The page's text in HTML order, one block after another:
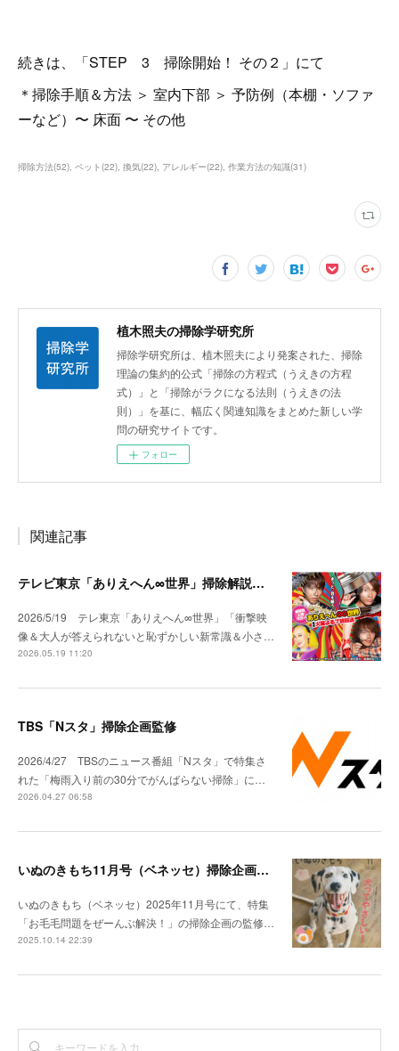
続きは、「STEP 3 掃除開始！ その２」にて
＊掃除手順＆方法 ＞ 室内下部 ＞ 予防例（本棚・ソファ
ーなど）〜 床面 〜 その他
掃除方法(52) ペット(22) 換気(22) アレルギー(22) 作業方法の知識(31)
植木照夫の掃除学研究所
掃除学研究所は、植木照夫により発案された、掃除
理論の集約的公式「掃除の方程式（うえきの方程
式）」と「掃除がラクになる法則（うえきの法
則）」を基に、幅広く関連知識をまとめた新しい学
問の研究サイトです。
フォロー
関連記事
テレビ東京「ありえへん∞世界」掃除解説出演
2026/5/19 テレ東京「ありえへん∞世界」「衝撃映
像＆大人が答えられないと恥ずかしい新常識＆小さ…
2026.05.19 11:20
TBS「Nスタ」掃除企画監修
2026/4/27 TBSのニュース番組「Nスタ」で特集さ
れた「梅雨入り前の30分でがんばらない掃除」に…
2026.04.27 06:58
いぬのきもち11月号（ベネッセ）掃除企画監修
いぬのきもち（ベネッセ）2025年11月号にて、特集
「お毛毛問題をぜーんぶ解決！」の掃除企画の監修…
2025.10.14 22:39